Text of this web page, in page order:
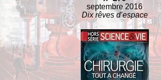
septembre 2016
Dix rêves d’espace